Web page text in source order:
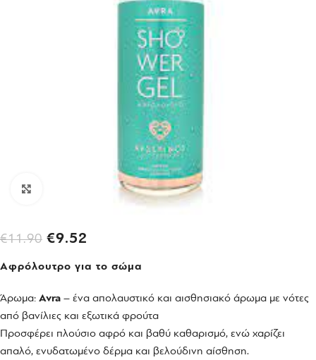
€11.90 €9.52
Αφρόλουτρο για το σώμα
Άρωμα: Avra – ένα απολαυστικό και αισθησιακό άρωμα με νότες
από βανίλιες και εξωτικά φρούτα
Προσφέρει πλούσιο αφρό και βαθύ καθαρισμό, ενώ χαρίζει
απαλό, ενυδατωμένο δέρμα και βελούδινη αίσθηση.